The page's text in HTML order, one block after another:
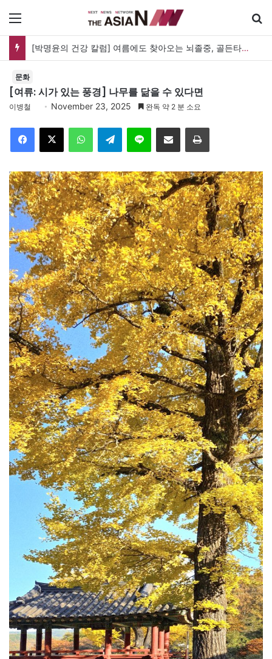
메뉴
[박명윤의 건강 칼럼] 여름에도 찾아오는 뇌졸중, 골든타임을 지켜라
문화
[여류: 시가 있는 풍경] 나무를 닮을 수 있다면
이병철 November 23, 2025 완독 약 2 분 소요
Facebook
X WhatsAppTelegramLine 이메일 인쇄